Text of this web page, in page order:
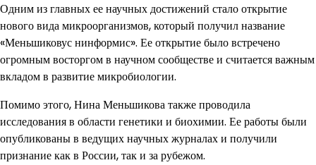
Одним из главных ее научных достижений стало открытие
нового вида микроорганизмов, который получил название
«Меньшиковус нинформис». Ее открытие было встречено
огромным восторгом в научном сообществе и считается важным
вкладом в развитие микробиологии.
Помимо этого, Нина Меньшикова также проводила
исследования в области генетики и биохимии. Ее работы были
опубликованы в ведущих научных журналах и получили
признание как в России, так и за рубежом.